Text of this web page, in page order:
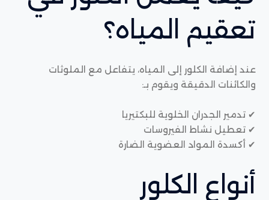
تعقيم المياه؟
عند إضافة الكلور إلى المياه، يتفاعل مع الملوثات
والكائنات الدقيقة ويقوم بـ:
✔ تدمير الجدران الخلوية للبكتيريا
✔ تعطيل نشاط الفيروسات
✔ أكسدة المواد العضوية الضارة
أنواع الكلور